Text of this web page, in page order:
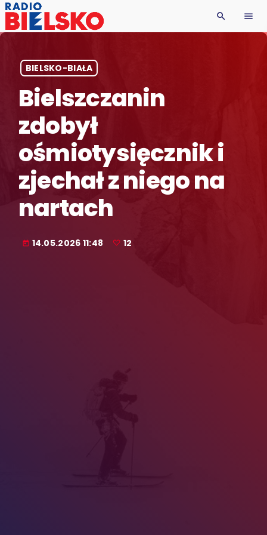
search menu
BIELSKO-BIAŁA
Bielszczanin
zdobył
ośmiotysięcznik i
zjechał z niego na
nartach
today 14.05.2026 11:48 12